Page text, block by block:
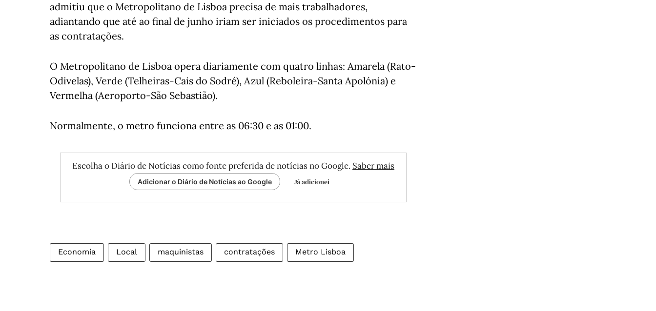
admitiu que o Metropolitano de Lisboa precisa de mais trabalhadores,
adiantando que até ao final de junho iriam ser iniciados os procedimentos para
as contratações.
O Metropolitano de Lisboa opera diariamente com quatro linhas: Amarela (Rato-
Odivelas), Verde (Telheiras-Cais do Sodré), Azul (Reboleira-Santa Apolónia) e
Vermelha (Aeroporto-São Sebastião).
Normalmente, o metro funciona entre as 06:30 e as 01:00.
Escolha o Diário de Notícias como fonte preferida de notícias no Google. Saber mais
Adicionar o Diário de Notícias ao Google Já adicionei
Economia Local maquinistas contratações Metro Lisboa